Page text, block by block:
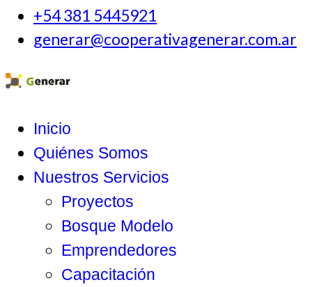
+54 381 5445921
generar@cooperativagenerar.com.ar
Inicio
Quiénes Somos
Nuestros Servicios
Proyectos
Bosque Modelo
Emprendedores
Capacitación